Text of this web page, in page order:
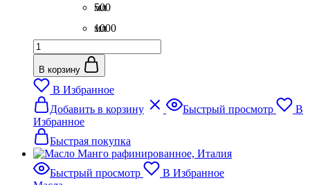
мл
500
мл
1000
Количество
товара
Масло
Персиковой
косточки
рафинированное,
Италия
В корзину
В Избранное
Добавить в корзину
Этот
товар
вариаций.
Опции
можно
Быстрый просмотр
В
Избранное
Быстрая покупка
Быстрый просмотр
В Избранное